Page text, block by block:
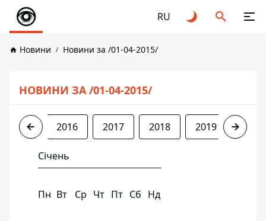
RU
Новини Новини за /01-04-2015/
НОВИНИ ЗА /01-04-2015/
2015 2016 2017 2018 2019 2020
Січень
Пн Вт Ср Чт Пт Сб Нд